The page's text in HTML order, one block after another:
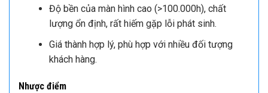
Độ bền của màn hình cao (>100.000h), chất
lượng ổn định, rất hiếm gặp lỗi phát sinh.
Giá thành hợp lý, phù hợp với nhiều đối tượng
khách hàng.
Nhược điểm